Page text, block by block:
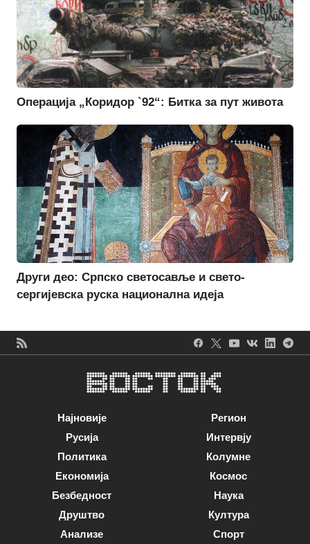
Операција „Коридор `92“: Битка за пут живота
Други део: Српско светосавље и свето-
сергијевска руска национална идеја
Најновије
Русија
Политика
Економија
Безбедност
Друштво
Анализе
Регион
Интервју
Колумне
Космос
Наука
Култура
Спорт